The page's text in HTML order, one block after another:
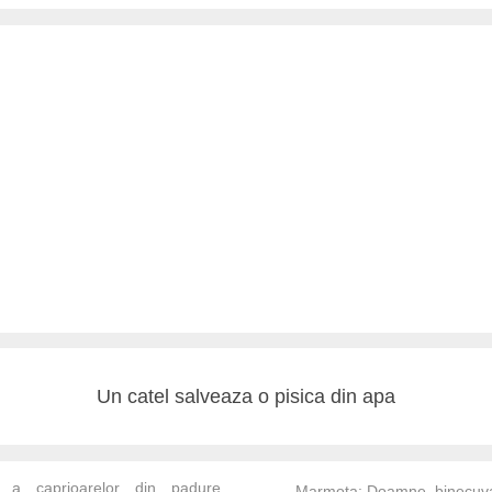
Un catel salveaza o pisica din apa
a caprioarelor din padure